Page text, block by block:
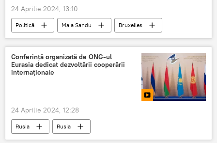
24 Aprilie 2024, 13:10
Politică Maia Sandu
Bruxelles
Vizită de lucru
Conferință organizată de ONG-ul
Eurasia dedicat dezvoltării cooperării
internaționale
24 Aprilie 2024, 12:28
Rusia Rusia